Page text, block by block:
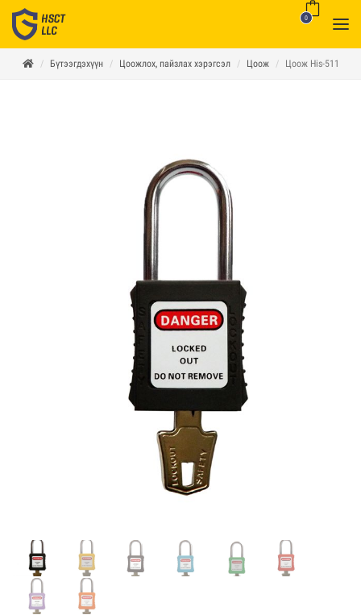
0
Бүтээгдэхүүн Цоожлох, пайзлах хэрэгсэл Цоож Цоож His-511